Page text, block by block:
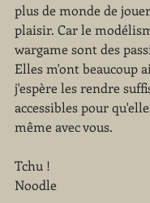
plus de monde de
plaisir. Car le
wargame sont des
Elles m'ont beaucoup
j'espère les rendre
accessibles pour
même avec vous.
Tchu !
Noodle